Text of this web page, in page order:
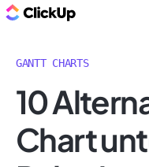
GANTT CHARTS
10
Chart